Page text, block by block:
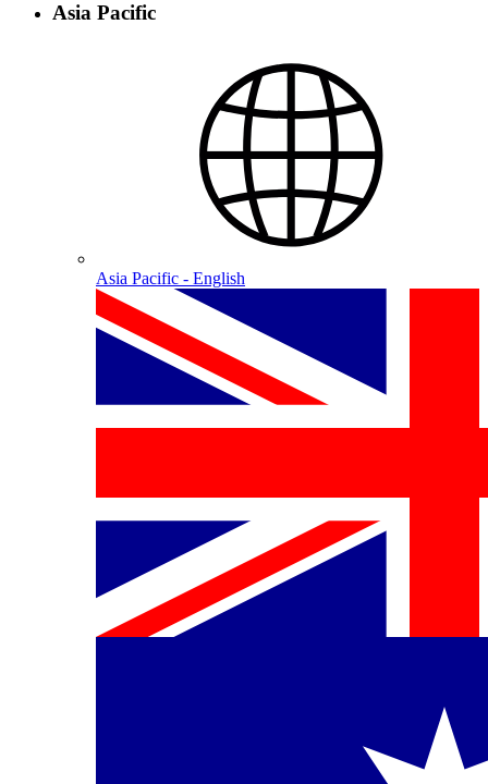
Asia Pacific
Asia Pacific - English